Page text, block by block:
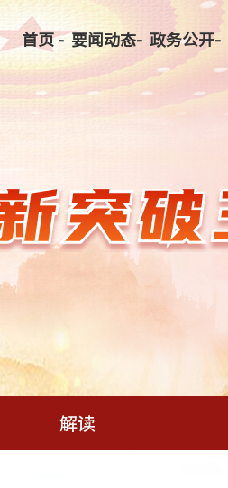
首页 -要闻动态- 政务公开-
解读